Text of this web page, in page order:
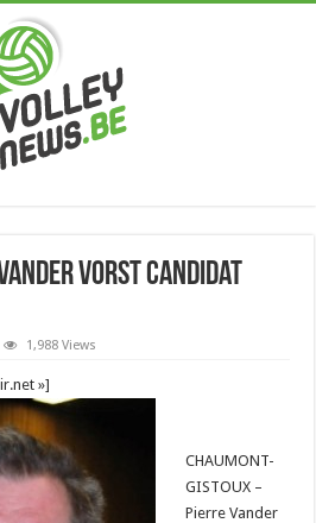
Vorst candidat
1,988 Views
»]
CHAUMONT-
GISTOUX –
Pierre Vander